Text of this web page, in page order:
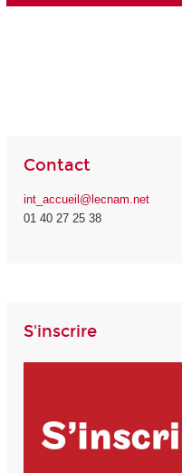
Contact
int_accueil@lecnam.net
01 40 27 25 38
S'inscrire